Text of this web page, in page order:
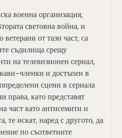
военна организация,
световна война, и
от тази част, са
съдилища срещу
на телевизионен сериал,
членки и достъпен в
сцени в сериала
права, като представят
част като антисемити и
те искат, наред с другото, да
по съответните